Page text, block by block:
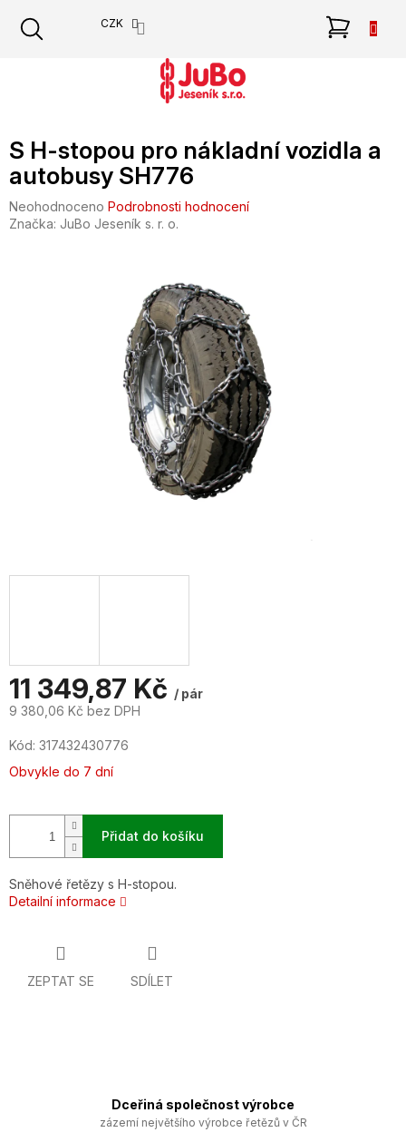
obsah
CZK
S H-stopou pro nákladní vozidla a
autobusy SH776
Průměrné
hodnocení
Neohodnoceno Podrobnosti hodnocení
Značka: JuBo Jeseník s. r. o.
11 349,87 Kč / pár
9 380,06 Kč bez DPH
cena:
Kód: 317432430776
Obvykle do 7 dní
Přidat do košíku
Sněhové řetězy s H-stopou.
Detailní informace
ZEPTAT SE SDÍLET
Dceřiná společnost výrobce
zázemí největšího výrobce řetězů v ČR